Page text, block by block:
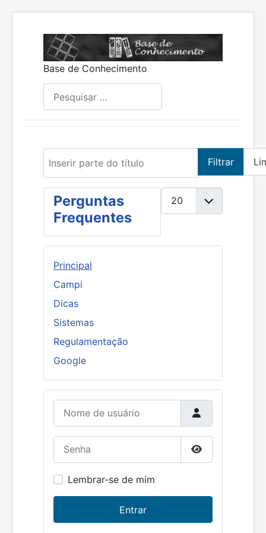
Base de Conhecimento
Principal
Campi
Dicas
Sistemas
Regulamentação
Google
Nome de usuário
Mostrar senha
Lembrar-se de mim
Entrar
Filtrar
Perguntas
Frequentes